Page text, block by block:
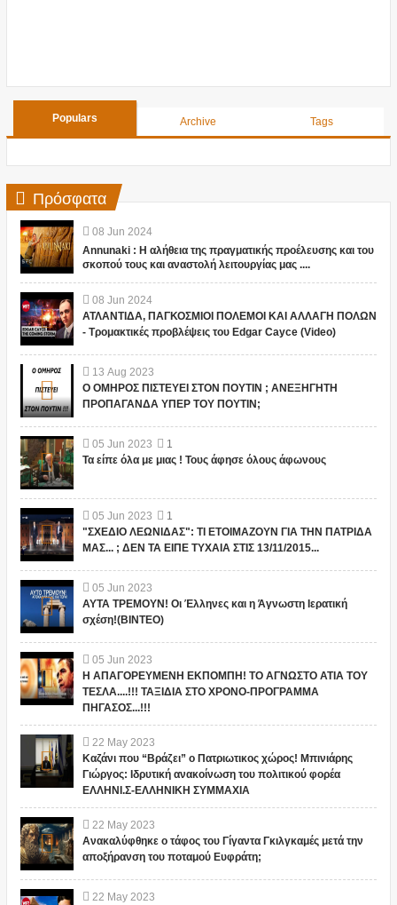
Populars Archive Tags
Πρόσφατα
08 Jun 2024
Annunaki : Η αλήθεια της πραγματικής προέλευσης και του
σκοπού τους και αναστολή λειτουργίας μας ....
08 Jun 2024
ΑΤΛΑΝΤΙΔΑ, ΠΑΓΚΟΣΜΙΟΙ ΠΟΛΕΜΟΙ ΚΑΙ ΑΛΛΑΓΗ ΠΟΛΩΝ
- Τρομακτικές προβλέψεις του Edgar Cayce (Video)
13 Aug 2023
Ο ΟΜΗΡΟΣ ΠΙΣΤΕΥΕΙ ΣΤΟΝ ΠΟΥΤΙΝ ; ΑΝΕΞΗΓΗΤΗ
ΠΡΟΠΑΓΑΝΔΑ ΥΠΕΡ ΤΟΥ ΠΟΥΤΙΝ;
05 Jun 2023
1
Τα είπε όλα με μιας ! Τους άφησε όλους άφωνους
05 Jun 2023
1
"ΣΧΕΔΙΟ ΛΕΩΝΙΔΑΣ": ΤΙ ΕΤΟΙΜΑΖΟΥΝ ΓΙΑ ΤΗΝ ΠΑΤΡΙΔΑ
ΜΑΣ... ; ΔΕΝ ΤΑ ΕΙΠΕ ΤΥΧΑΙΑ ΣΤΙΣ 13/11/2015...
05 Jun 2023
ΑΥΤΑ ΤΡΕΜΟΥΝ! Οι Έλληνες και η Άγνωστη Ιερατική
σχέση!(ΒΙΝΤΕΟ)
05 Jun 2023
Η ΑΠΑΓΟΡΕΥΜΕΝΗ ΕΚΠΟΜΠΗ! ΤΟ ΑΓΝΩΣΤΟ ΑΤΙΑ ΤΟΥ
ΤΕΣΛΑ....!!! ΤΑΞΙΔΙΑ ΣΤΟ ΧΡΟΝΟ-ΠΡΟΓΡΑΜΜΑ
ΠΗΓΑΣΟΣ...!!!
22 May 2023
Καζάνι που “Βράζει” ο Πατριωτικος χώρος! Μπινιάρης
Γιώργος: Ιδρυτική ανακοίνωση του πολιτικού φορέα
ΕΛΛΗΝΙ.Σ-ΕΛΛΗΝΙΚΗ ΣΥΜΜΑΧΙΑ
22 May 2023
Ανακαλύφθηκε ο τάφος του Γίγαντα Γκιλγκαμές μετά την
αποξήρανση του ποταμού Ευφράτη;
22 May 2023